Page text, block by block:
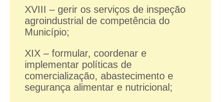
XVIII – gerir os serviços de inspeção
agroindustrial de competência do
Município;
XIX – formular, coordenar e
implementar políticas de
comercialização, abastecimento e
segurança alimentar e nutricional;